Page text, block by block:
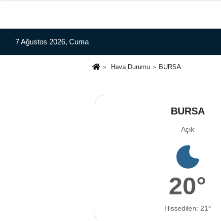
7 Ağustos 2026, Cuma
Hava Durumu BURSA
BURSA
Açık
20°
Hissedilen: 21°